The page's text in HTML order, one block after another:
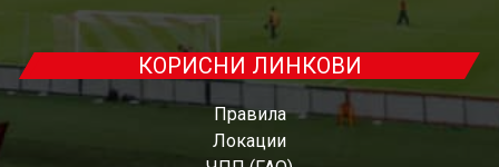
КОРИСНИ ЛИНКОВИ
Правила
Локации